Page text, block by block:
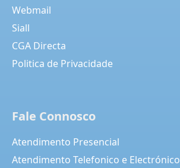
Webmail
Siall
CGA Directa
Politica de Privacidade
Fale Connosco
Atendimento Presencial
Atendimento Telefonico e Electrónico